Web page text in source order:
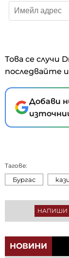
Това се случи
последвайте
Добави
Тагове:
Бургас
НАПИШИ
НОВИНИ